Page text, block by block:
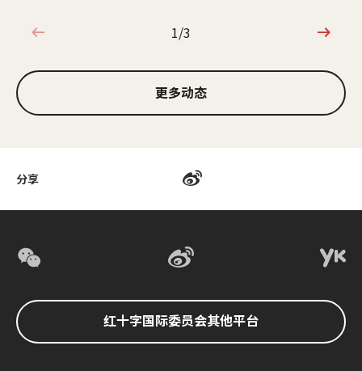
分享
1/3
1/3
更多动态
红十字国际委员会其他平台